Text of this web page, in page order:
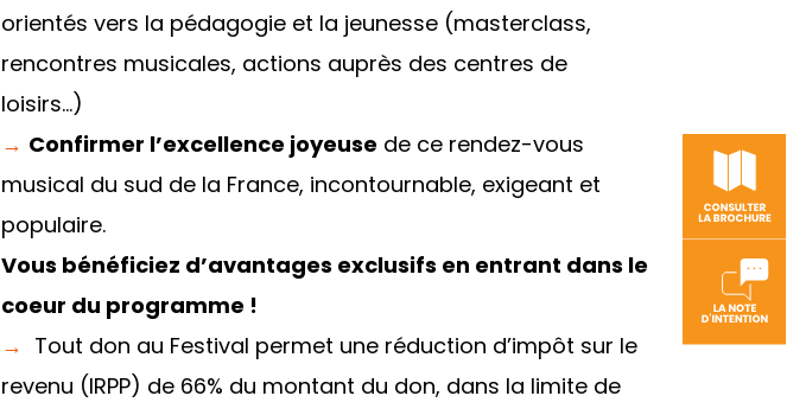
orientés vers la pédagogie et la jeunesse (masterclass,
rencontres musicales, actions auprès des centres de
loisirs…)
→ Confirmer l’excellence joyeuse de ce rendez-vous
musical du sud de la France, incontournable, exigeant et
populaire.
Vous bénéficiez d’avantages exclusifs en entrant dans le
coeur du programme !
→ Tout don au Festival permet une réduction d’impôt sur le
revenu (IRPP) de 66% du montant du don, dans la limite de